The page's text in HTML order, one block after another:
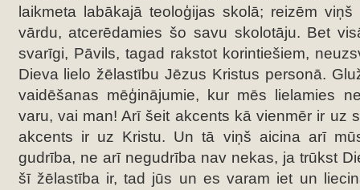
laikmeta labākajā teoloģijas skolā; reizēm
vārdu, atcerēdamies šo savu skolotāju. Bet
svarīgi, Pāvils, tagad rakstot korintiešiem,
Dieva lielo žēlastību Jēzus Kristus personā.
vaidēšanas mēģinājumie, kur mēs lielamies
varu, vai man! Arī šeit akcents kā vienmēr ir uz
akcents ir uz Kristu. Un tā viņš aicina arī
gudrība, ne arī negudrība nav nekas, ja trūkst
šī žēlastība ir, tad jūs un es varam iet un